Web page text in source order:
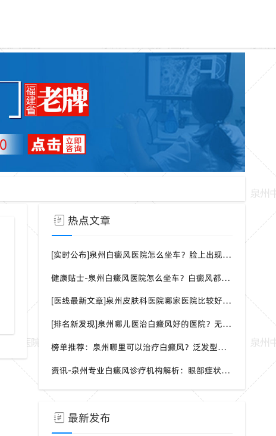
热点文章
[实时公布]泉州白癜风医院怎么坐车？脸上出现白点是什么病？
健康贴士-泉州白癜风医院怎么坐车？白癜风都是哪种症状呢？
[医线最新文章]泉州皮肤科医院哪家医院比较好？身上一片白一片白是怎么回事？
[排名新发现]泉州哪儿医治白癜风好的医院？无症状能检测白癜风吗？
榜单推荐：泉州哪里可以治疗白癜风？泛发型白癜风怎样治疗效果会更好？
资讯-泉州专业白癜风诊疗机构解析：眼部症状识别与科学干预方案
最新发布